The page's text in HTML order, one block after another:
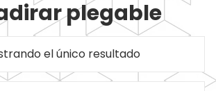
plegable
el único resultado